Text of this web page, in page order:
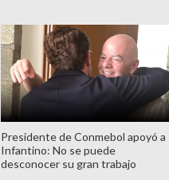
Presidente de Conmebol apoyó a
Infantino: No se puede
desconocer su gran trabajo